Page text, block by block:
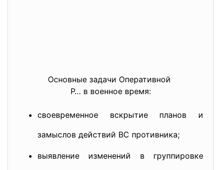
Основные задачи Оперативной
Р… в военное время:
своевременное вскрытие планов и
замыслов действий ВС противника;
выявление изменений в группировке